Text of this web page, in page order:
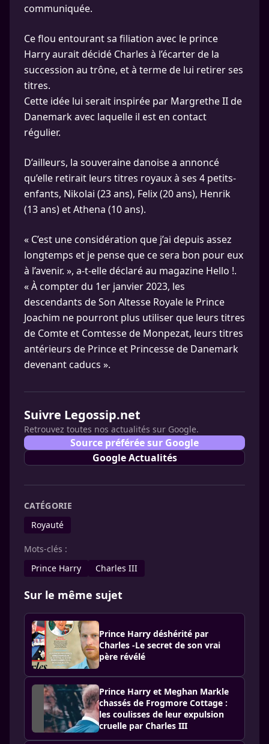
communiquée.
Ce flou entourant sa filiation avec le prince
Harry aurait décidé Charles à l’écarter de la
succession au trône, et à terme de lui retirer ses
titres.
Cette idée lui serait inspirée par Margrethe II de
Danemark avec laquelle il est en contact
régulier.
D’ailleurs, la souveraine danoise a annoncé
qu’elle retirait leurs titres royaux à ses 4 petits-
enfants, Nikolai (23 ans), Felix (20 ans), Henrik
(13 ans) et Athena (10 ans).
« C’est une considération que j’ai depuis assez
longtemps et je pense que ce sera bon pour eux
à l’avenir. », a-t-elle déclaré au magazine Hello !.
« À compter du 1er janvier 2023, les
descendants de Son Altesse Royale le Prince
Joachim ne pourront plus utiliser que leurs titres
de Comte et Comtesse de Monpezat, leurs titres
antérieurs de Prince et Princesse de Danemark
devenant caducs ».
Suivre Legossip.net
Retrouvez toutes nos actualités sur Google.
Source préférée sur Google
Google Actualités
CATÉGORIE
Royauté
Mots-clés :
Prince Harry
Charles III
Sur le même sujet
Prince Harry déshérité par
Charles -Le secret de son vrai
père révélé
Prince Harry et Meghan Markle
chassés de Frogmore Cottage :
les coulisses de leur expulsion
cruelle par Charles III